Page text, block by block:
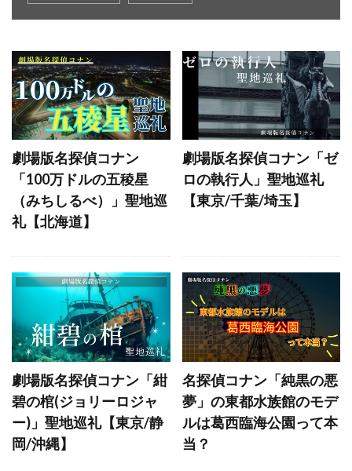
渋谷マークシティ
京都タワー
四条通り
東福寺
汐留シティセンター
手作りあんみつ みつばち
タワーブリッジ下のトンネル
横浜港大さん橋
日本郵船氷川丸
伊豆スカイライン 巣雲山駐車場
Haus Wertheym
羽田空港 江戸小路
ウェストミンスター橋
東京都庁
帝京大学医学部附属病院
鳩山会館
通天閣
中渋谷ガード駐輪場
地下鉄渋谷駅入り口
京都駅
仏光寺 御影堂門
伏見稲荷大社
日本テレビタワー
小多福
聖路加ガーデンタワー
赤レンガ倉庫
八景島シーパラダイス
劇場版名探偵コナン
「100万ドルの五稜星
（みちしるべ）」聖地巡
礼【北海道】
劇場版名探偵コナン「ゼ
ロの執行人」聖地巡礼
【東京/千葉/埼玉】
劇場版名探偵コナン「紺
碧の棺(ジョリーロジャ
ー)」聖地巡礼【東京/静
岡/沖縄】
名探偵コナン「純黒の悪
夢」の東都水族館のモデ
ルは葛西臨海公園って本
当？